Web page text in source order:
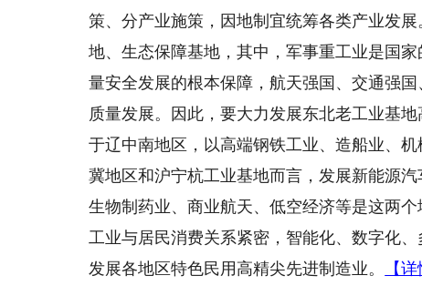
策、分产业施策，因地制宜统筹各类产业发
地、生态保障基地，其中，军事重工业是国
量安全发展的根本保障，航天强国、交通强
质量发展。因此，要大力发展东北老工业基
于辽中南地区，以高端钢铁工业、造船业、
冀地区和沪宁杭工业基地而言，发展新能源
生物制药业、商业航天、低空经济等是这两
工业与居民消费关系紧密，智能化、数字化
发展各地区特色民用高精尖先进制造业。
【详